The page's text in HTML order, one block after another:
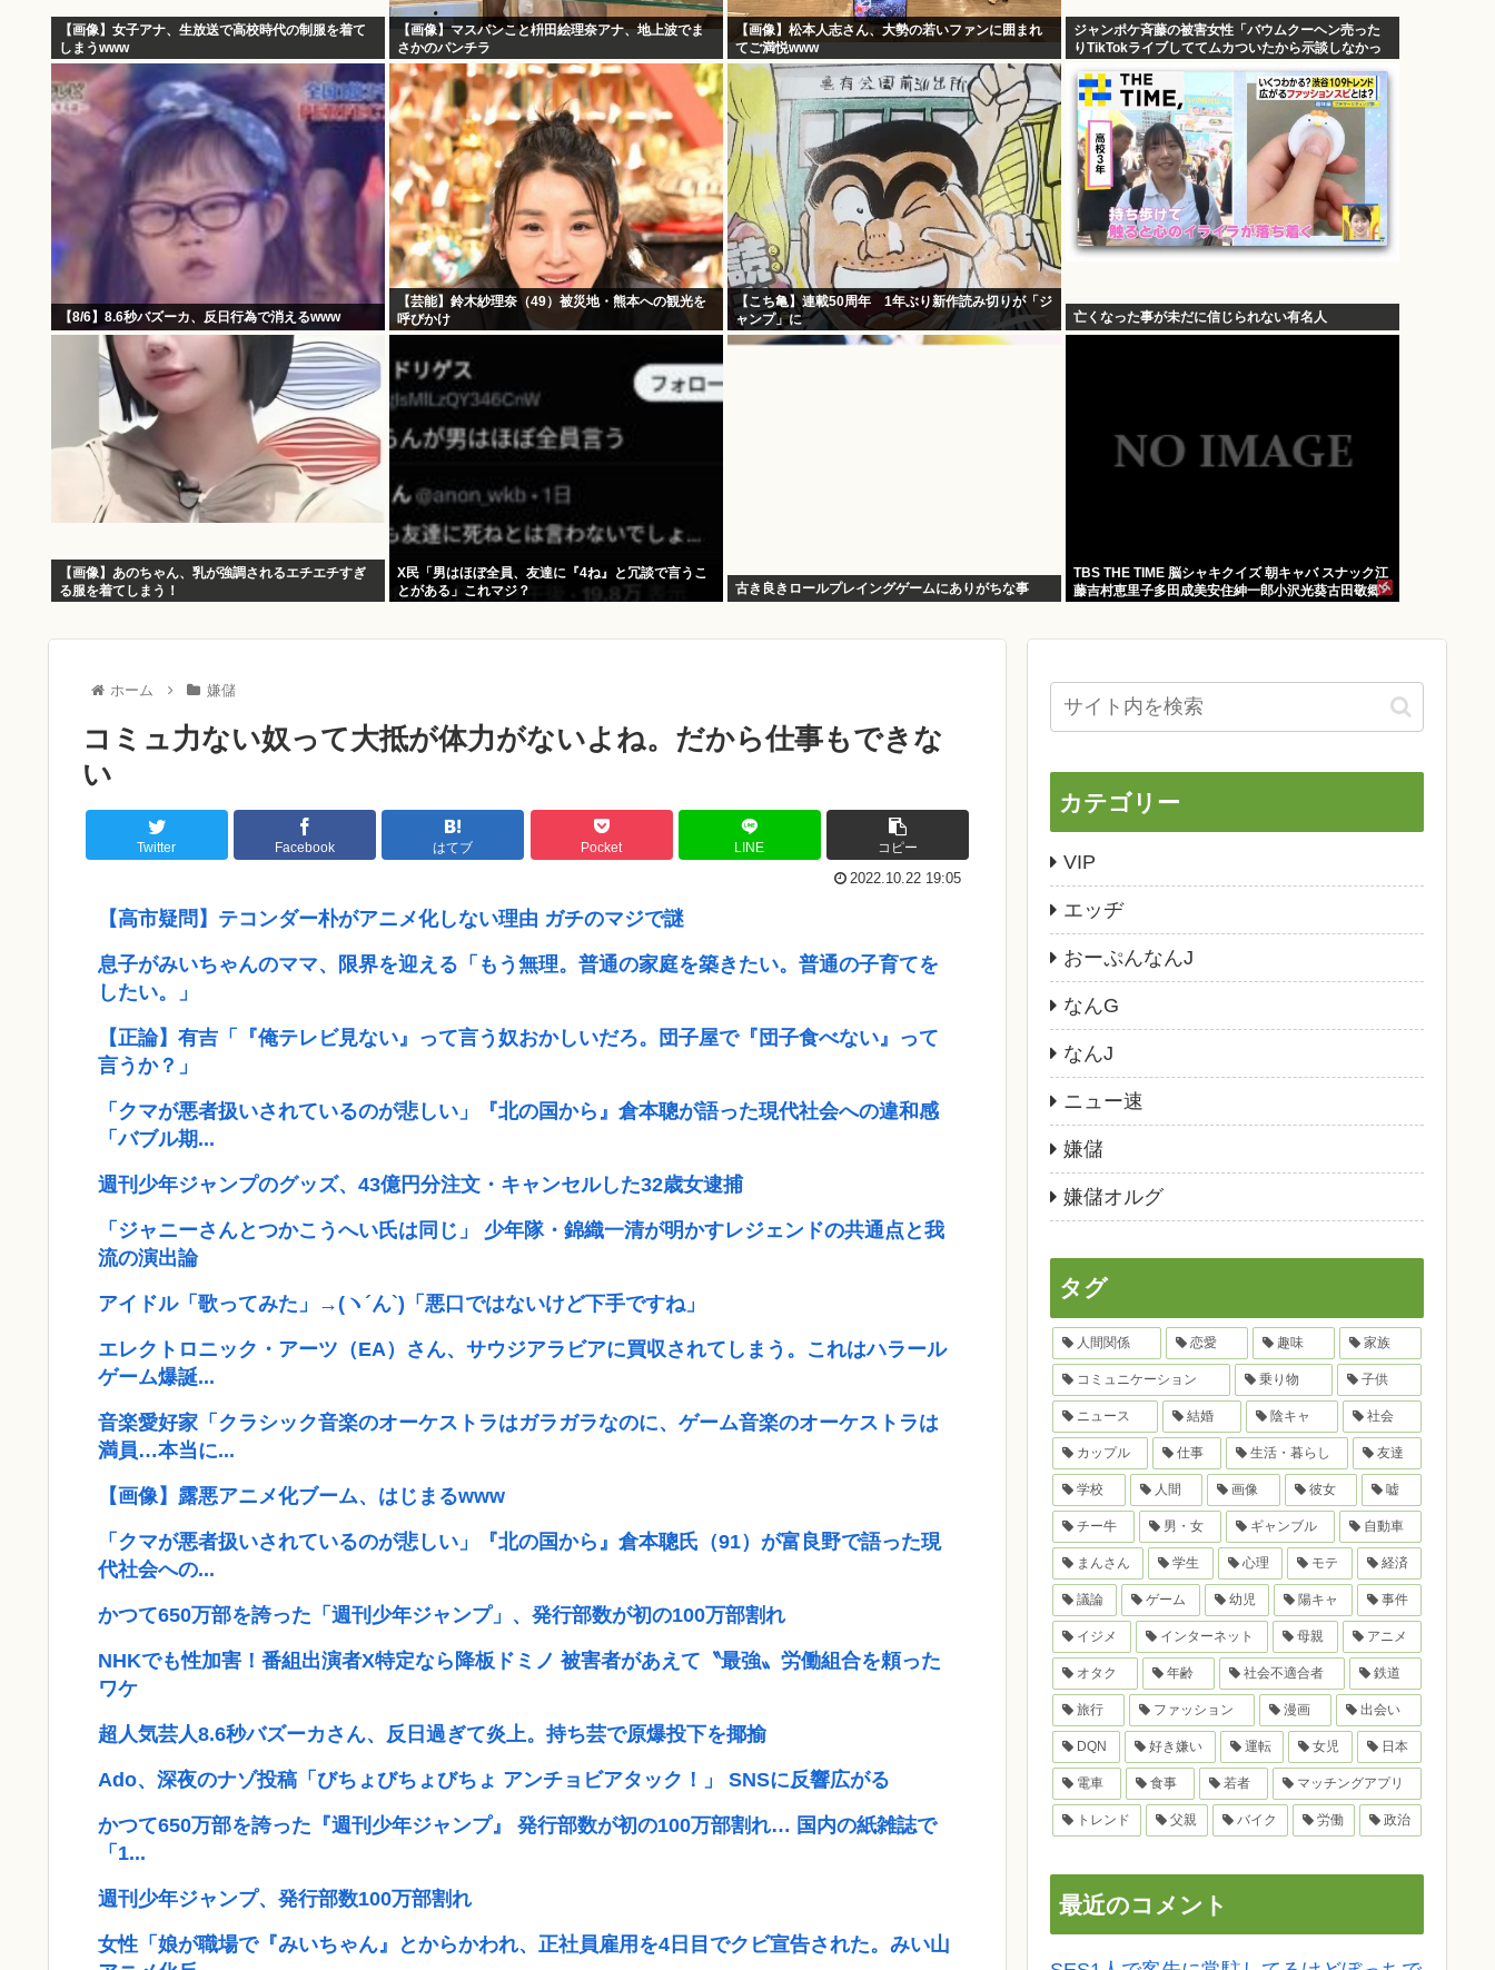
【画像】女子アナ、生放送で高校時代の制服を着て
しまうwww
【画像】マスパンこと枡田絵理奈アナ、地上波でま
さかのパンチラ
【画像】松本人志さん、大勢の若いファンに囲まれ
てご満悦www
ジャンポケ斉藤の被害女性「バウムクーヘン売った
りTikTokライブしててムカついたから示談しなかっ
【8/6】8.6秒バズーカ、反日行為で消えるwww
【芸能】鈴木紗理奈（49）被災地・熊本への観光を
呼びかけ
【こち亀】連載50周年 1年ぶり新作読み切りが「ジ
ャンプ」に
亡くなった事が未だに信じられない有名人
【画像】あのちゃん、乳が強調されるエチエチすぎ
る服を着てしまう！
X民「男はほぼ全員、友達に『4ね』と冗談で言うこ
とがある」これマジ？
古き良きロールプレイングゲームにありがちな事
TBS THE TIME 脳シャキクイズ 朝キャバ スナック江
藤吉村恵里子多田成美安住紳一郎小沢光葵古田敬郷
ホーム 嫌儲
コミュ力ない奴って大抵が体力がないよね。だから仕事もできな
い
Twitter Facebook はてブ Pocket LINE コピー
2022.10.22 19:05
【高市疑問】テコンダー朴がアニメ化しない理由 ガチのマジで謎
息子がみいちゃんのママ、限界を迎える「もう無理。普通の家庭を築きたい。普通の子育てを
したい。」
【正論】有吉「『俺テレビ見ない』って言う奴おかしいだろ。団子屋で『団子食べない』って
言うか？」
「クマが悪者扱いされているのが悲しい」『北の国から』倉本聰が語った現代社会への違和感
「バブル期...
週刊少年ジャンプのグッズ、43億円分注文・キャンセルした32歳女逮捕
「ジャニーさんとつかこうへい氏は同じ」 少年隊・錦織一清が明かすレジェンドの共通点と我
流の演出論
アイドル「歌ってみた」→(ヽ´ん`)「悪口ではないけど下手ですね」
エレクトロニック・アーツ（EA）さん、サウジアラビアに買収されてしまう。これはハラール
ゲーム爆誕...
音楽愛好家「クラシック音楽のオーケストラはガラガラなのに、ゲーム音楽のオーケストラは
満員…本当に...
【画像】露悪アニメ化ブーム、はじまるwww
「クマが悪者扱いされているのが悲しい」『北の国から』倉本聰氏（91）が富良野で語った現
代社会への...
かつて650万部を誇った「週刊少年ジャンプ」、発行部数が初の100万部割れ
NHKでも性加害！番組出演者X特定なら降板ドミノ 被害者があえて〝最強〟労働組合を頼った
ワケ
超人気芸人8.6秒バズーカさん、反日過ぎて炎上。持ち芸で原爆投下を揶揄
Ado、深夜のナゾ投稿「びちょびちょびちょ アンチョビアタック！」 SNSに反響広がる
かつて650万部を誇った『週刊少年ジャンプ』 発行部数が初の100万部割れ… 国内の紙雑誌で
「1...
週刊少年ジャンプ、発行部数100万部割れ
女性「娘が職場で『みいちゃん』とからかわれ、正社員雇用を4日目でクビ宣告された。みい山
カテゴリー
VIP
エッヂ
おーぷんなんJ
なんG
なんJ
ニュー速
嫌儲
嫌儲オルグ
タグ
人間関係 恋愛 趣味 家族
コミュニケーション 乗り物 子供
ニュース 結婚 陰キャ 社会
カップル 仕事 生活・暮らし 友達
学校 人間 画像 彼女 嘘
チー牛 男・女 ギャンブル 自動車
まんさん 学生 心理 モテ 経済
議論 ゲーム 幼児 陽キャ 事件
イジメ インターネット 母親 アニメ
オタク 年齢 社会不適合者 鉄道
旅行 ファッション 漫画 出会い
DQN 好き嫌い 運転 女児 日本
電車 食事 若者 マッチングアプリ
トレンド 父親 バイク 労働 政治
最近のコメント